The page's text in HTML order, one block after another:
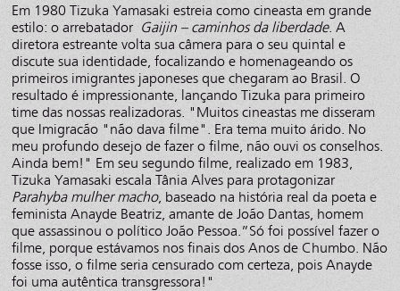
Em 1980 Tizuka Yamasaki estreia como cineasta em grande
estilo: o arrebatador Gaijin – caminhos da liberdade. A
diretora estreante volta sua câmera para o seu quintal e
discute sua identidade, focalizando e homenageando os
primeiros imigrantes japoneses que chegaram ao Brasil. O
resultado é impressionante, lançando Tizuka para primeiro
time das nossas realizadoras. "Muitos cineastas me disseram
que Imigracão "não dava filme". Era tema muito árido. No
meu profundo desejo de fazer o filme, não ouvi os conselhos.
Ainda bem!" Em seu segundo filme, realizado em 1983,
Tizuka Yamasaki escala Tânia Alves para protagonizar
Parahyba mulher macho, baseado na história real da poeta e
feminista Anayde Beatriz, amante de João Dantas, homem
que assassinou o político João Pessoa.”Só foi possível fazer o
filme, porque estávamos nos finais dos Anos de Chumbo. Não
fosse isso, o filme seria censurado com certeza, pois Anayde
foi uma autêntica transgressora!"